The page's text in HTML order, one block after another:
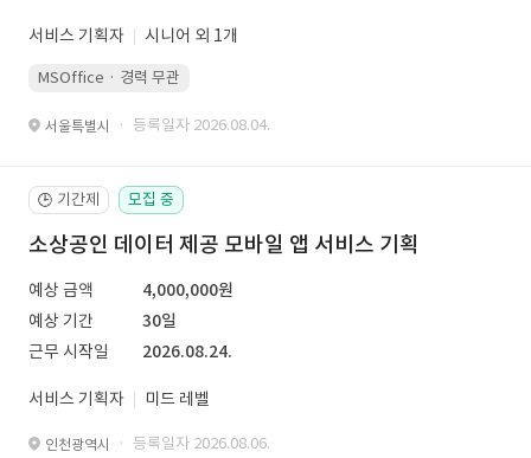
서비스 기획자 시니어 외 1개
MSOffice · 경력 무관
서울특별시 · 등록일자 2026.08.04.
🕒 기간제 모집 중
소상공인 데이터 제공 모바일 앱 서비스 기획
예상 금액
4,000,000원
예상 기간
30일
근무 시작일
2026.08.24.
서비스 기획자 미드 레벨
인천광역시 · 등록일자 2026.08.06.